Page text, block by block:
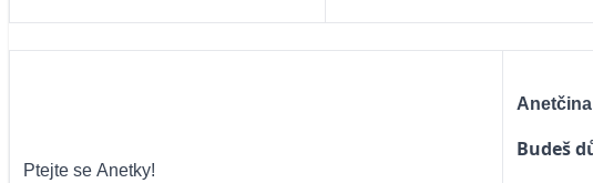
Ptejte se Anetky!
Budeš